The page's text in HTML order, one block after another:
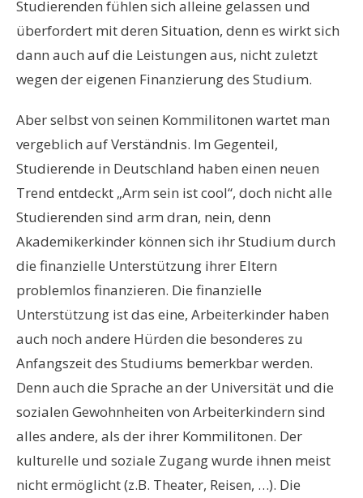
Studierenden fühlen sich alleine gelassen und
überfordert mit deren Situation, denn es wirkt sich
dann auch auf die Leistungen aus, nicht zuletzt
wegen der eigenen Finanzierung des Studium.
Aber selbst von seinen Kommilitonen wartet man
vergeblich auf Verständnis. Im Gegenteil,
Studierende in Deutschland haben einen neuen
Trend entdeckt „Arm sein ist cool“, doch nicht alle
Studierenden sind arm dran, nein, denn
Akademikerkinder können sich ihr Studium durch
die finanzielle Unterstützung ihrer Eltern
problemlos finanzieren. Die finanzielle
Unterstützung ist das eine, Arbeiterkinder haben
auch noch andere Hürden die besonderes zu
Anfangszeit des Studiums bemerkbar werden.
Denn auch die Sprache an der Universität und die
sozialen Gewohnheiten von Arbeiterkindern sind
alles andere, als der ihrer Kommilitonen. Der
kulturelle und soziale Zugang wurde ihnen meist
nicht ermöglicht (z.B. Theater, Reisen, …). Die